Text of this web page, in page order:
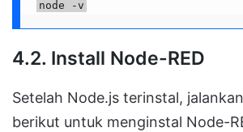
node -v
4.2. Install Node-RED
Setelah Node.js terinstal,
berikut untuk menginstal Node-